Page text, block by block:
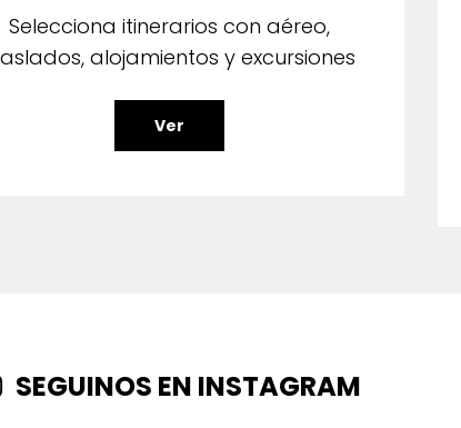
Selecciona itinerarios con aéreo,
alojamientos y excursiones
Ver
SEGUINOS EN INSTAGRAM